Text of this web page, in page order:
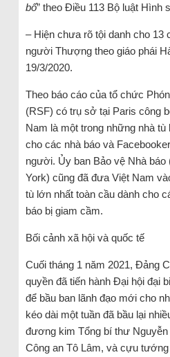
bố” theo Điều 113 Bộ luật Hình
– Hiện chưa rõ tội danh cho 13
người Thượng theo giáo phái
19/3/2020.
Theo báo cáo của tổ chức
(RSF) có trụ sở tại Paris công
Nam là một trong những nhà
cho các nhà báo và
người. Ủy ban Bảo vệ Nhà
York) cũng đã đưa Việt Nam
tù lớn nhất toàn cầu dành cho
báo bị giam cầm.
Bối cảnh xã hội và quốc tế
Cuối tháng 1 năm 2021, Đảng
quyền đã tiến hành Đại hội đại
để bầu ban lãnh đạo mới cho
kéo dài một tuần đã bầu lại
đương kim Tổng bí thư
Công an Tô Lâm, và cựu